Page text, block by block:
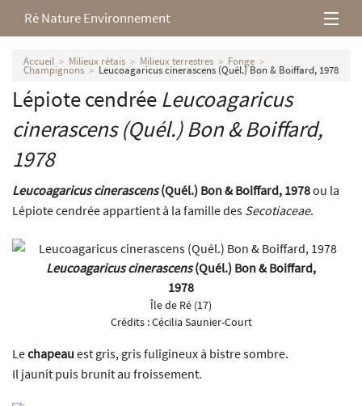
Ré Nature Environnement
L’association
Milieux rétais
Nos parutions
Accueil Milieux rétais Milieux terrestres Fonge
Champignons Leucoagaricus cinerascens (Quél.) Bon & Boiffard, 1978
Lépiote cendrée Leucoagaricus
cinerascens(Quél.) Bon & Boiffard,
1978
Leucoagaricus cinerascens(Quél.) Bon & Boiffard, 1978ou la
Lépiote cendrée appartient à la famille des Secotiaceae.
Leucoagaricus cinerascens(Quél.) Bon & Boiffard,
1978
Île de Ré (17)
Crédits :Cécilia Saunier-Court
Lechapeau est gris, gris fuligineux à bistre sombre.
Il jaunit puis brunit au froissement.